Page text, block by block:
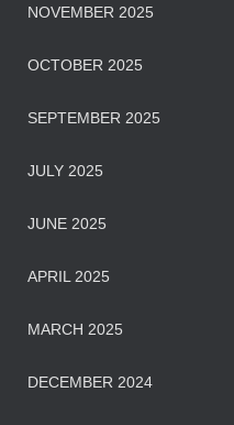
NOVEMBER 2025
OCTOBER 2025
SEPTEMBER 2025
JULY 2025
JUNE 2025
APRIL 2025
MARCH 2025
DECEMBER 2024